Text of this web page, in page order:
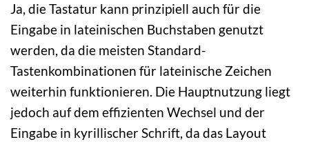
Ja, die Tastatur kann prinzipiell auch für die
Eingabe in lateinischen Buchstaben genutzt
werden, da die meisten Standard-
Tastenkombinationen für lateinische Zeichen
weiterhin funktionieren. Die Hauptnutzung liegt
jedoch auf dem effizienten Wechsel und der
Eingabe in kyrillischer Schrift, da das Layout